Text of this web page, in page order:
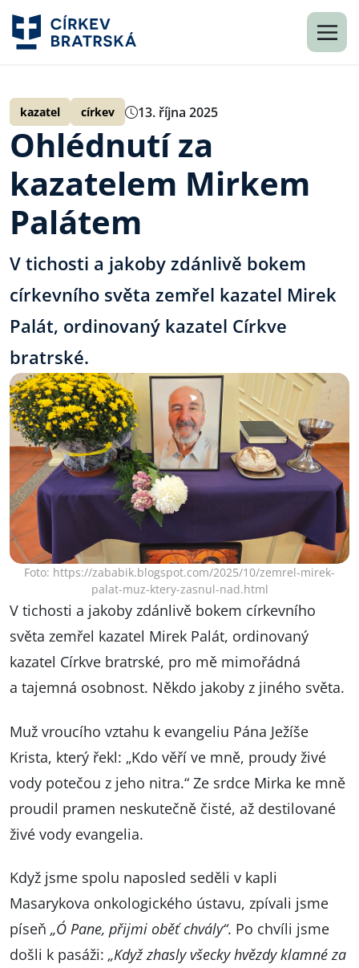
kazatel církev 13. října 2025
Ohlédnutí za
kazatelem Mirkem
Palátem
V tichosti a jakoby zdánlivě bokem
církevního světa zemřel kazatel Mirek
Palát, ordinovaný kazatel Církve
bratrské.
Foto: https://zababik.blogspot.com/2025/10/zemrel-mirek-
palat-muz-ktery-zasnul-nad.html
V tichosti a jakoby zdánlivě bokem církevního
světa zemřel kazatel Mirek Palát, ordinovaný
kazatel Církve bratrské, pro mě mimořádná
a tajemná osobnost. Někdo jakoby z jiného světa.
Muž vroucího vztahu k evangeliu Pána Ježíše
Krista, který řekl: „Kdo věří ve mně, proudy živé
vody potečou z jeho nitra.“ Ze srdce Mirka ke mně
proudil pramen neskutečně čisté, až destilované
živé vody evangelia.
Když jsme spolu naposled seděli v kapli
Masarykova onkologického ústavu, zpívali jsme
píseň „Ó Pane, přijmi oběť chvály“. Po chvíli jsme
došli k pasáži: „Když zhasly všecky hvězdy klamné za